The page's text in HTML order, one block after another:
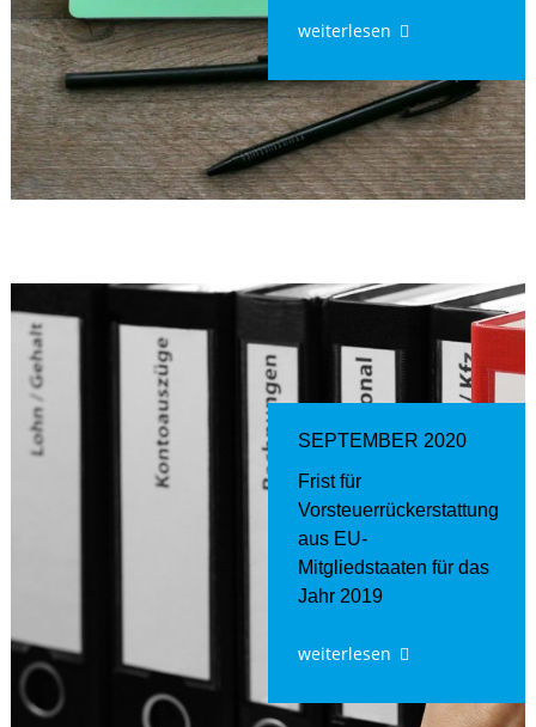
weiterlesen
SEPTEMBER 2020
Frist für
Vorsteuerrückerstattung
aus EU-
Mitgliedstaaten für das
Jahr 2019
weiterlesen